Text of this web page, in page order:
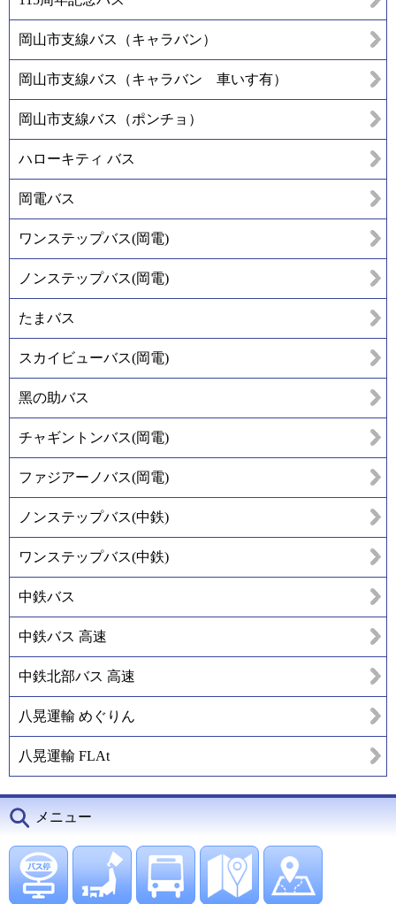
岡山市支線バス（キャラバン）
岡山市支線バス（キャラバン 車いす有）
岡山市支線バス（ポンチョ）
ハローキティ バス
岡電バス
ワンステップバス(岡電)
ノンステップバス(岡電)
たまバス
スカイビューバス(岡電)
黑の助バス
チャギントンバス(岡電)
ファジアーノバス(岡電)
ノンステップバス(中鉄)
ワンステップバス(中鉄)
中鉄バス
中鉄バス 高速
中鉄北部バス 高速
八晃運輸 めぐりん
八晃運輸 FLAt
メニュー